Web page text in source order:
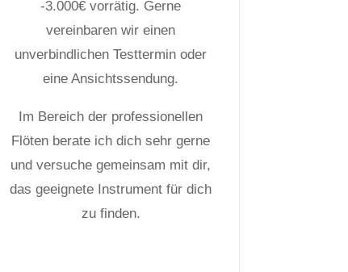
-3.000€ vorrätig. Gerne
vereinbaren wir einen
unverbindlichen Testtermin oder
eine Ansichtssendung.
Im Bereich der professionellen
Flöten berate ich dich sehr gerne
und versuche gemeinsam mit dir,
das geeignete Instrument für dich
zu finden.